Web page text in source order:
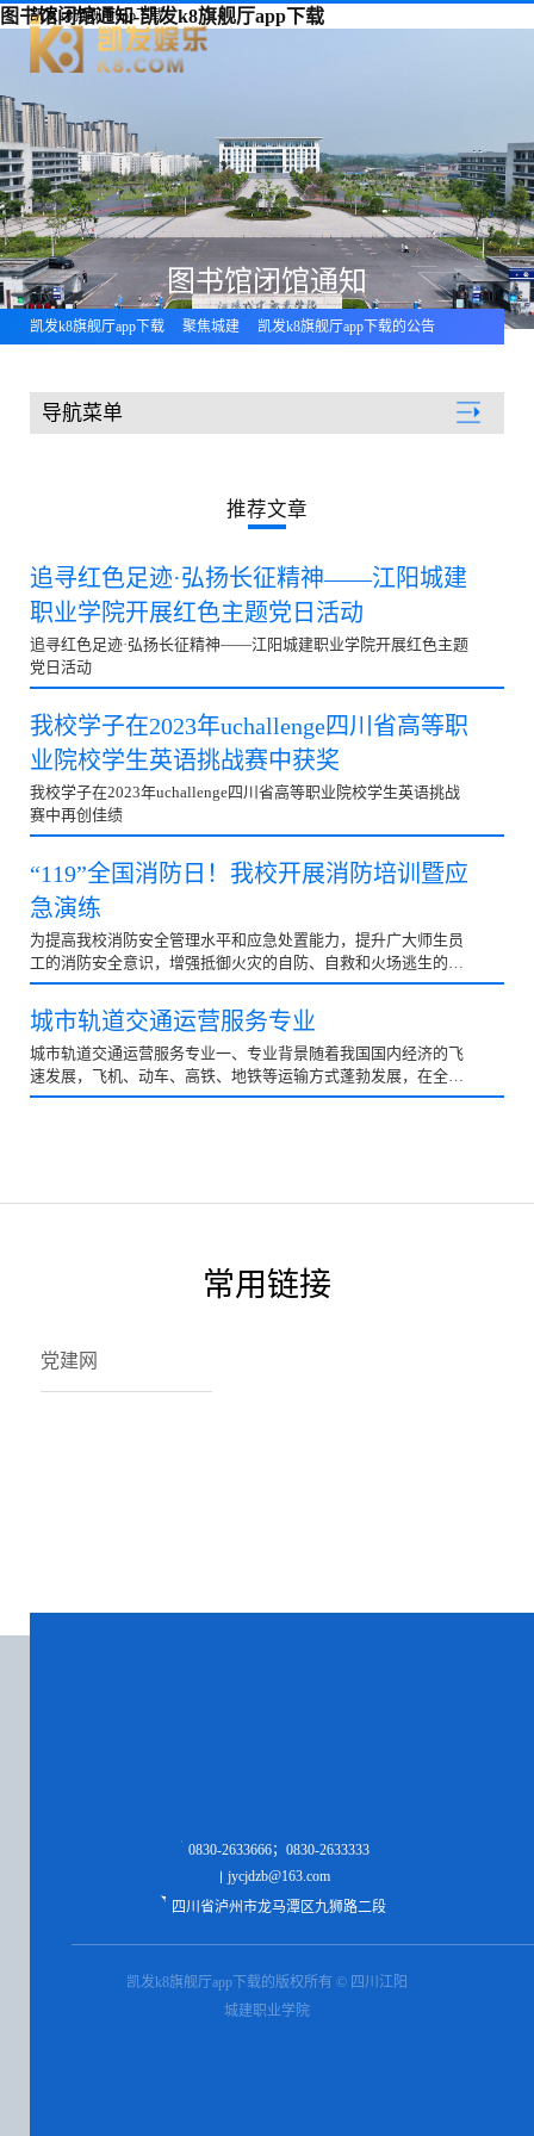
图书馆闭馆通知-凯发k8旗舰厅app下载
凯发k8旗舰厅app下载
图书馆闭馆通知
凯发k8旗舰厅app下载 聚焦城建 凯发k8旗舰厅app下载的公告
导航菜单
推荐文章
追寻红色足迹·弘扬长征精神——江阳城建
职业学院开展红色主题党日活动
追寻红色足迹·弘扬长征精神——江阳城建职业学院开展红色主题
党日活动
我校学子在2023年uchallenge四川省高等职
业院校学生英语挑战赛中获奖
我校学子在2023年uchallenge四川省高等职业院校学生英语挑战
赛中再创佳绩
“119”全国消防日！我校开展消防培训暨应
急演练
为提高我校消防安全管理水平和应急处置能力，提升广大师生员
工的消防安全意识，增强抵御火灾的自防、自救和火场逃生的能
力，创建和谐平安校园，11月9日上午，学校保卫处邀请了专职
安全员胡新桥讲师进行消防培训暨应急...
城市轨道交通运营服务专业
城市轨道交通运营服务专业一、专业背景随着我国国内经济的飞
速发展，飞机、动车、高铁、地铁等运输方式蓬勃发展，在全国
各大中城市纷纷开通运营，对相关专业服务人才需求极大。按人
常用链接
党建网
0830-2633666；0830-2633333
jycjdzb@163.com
四川省泸州市龙马潭区九狮路二段
凯发k8旗舰厅app下载的版权所有 © 四川江阳
城建职业学院